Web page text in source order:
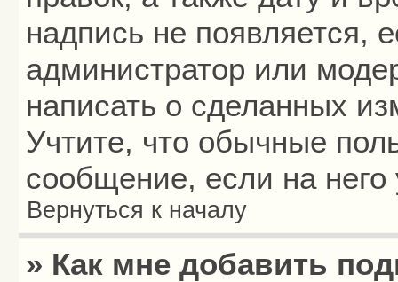
надпись не появляется,
администратор или
написать о сделанных
Учтите, что обычные
сообщение, если на него
Вернуться к началу
» Как мне добавить